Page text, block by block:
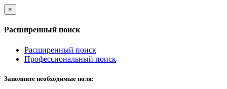
×
Расширенный поиск
Расширенный поиск
Профессиональный поиск
Заполните необходимые поля: